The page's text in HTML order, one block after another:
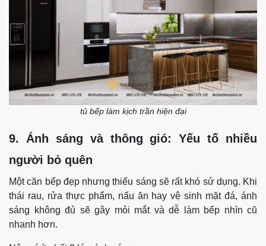
tủ bếp làm kịch trần hiện đại
9. Ánh sáng và thông gió: Yếu tố nhiều
người bỏ quên
Một căn bếp đẹp nhưng thiếu sáng sẽ rất khó sử dụng. Khi
thái rau, rửa thực phẩm, nấu ăn hay vệ sinh mặt đá, ánh
sáng không đủ sẽ gây mỏi mắt và dễ làm bếp nhìn cũ
nhanh hơn.